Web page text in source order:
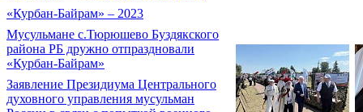
«Курбан-Байрам» – 2023
Мусульмане с.Тюрюшево Буздякского
района РБ дружно отпраздновали
«Курбан-Байрам»
Заявление Президиума Центрального
духовного управления мусульман